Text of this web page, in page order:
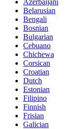
Belarusian
Bengali
Bosnian
Bulgarian
Cebuano
Chichewa
Corsican
Croatian
Dutch
Estonian
Filipino
Finnish
Frisian
Galician